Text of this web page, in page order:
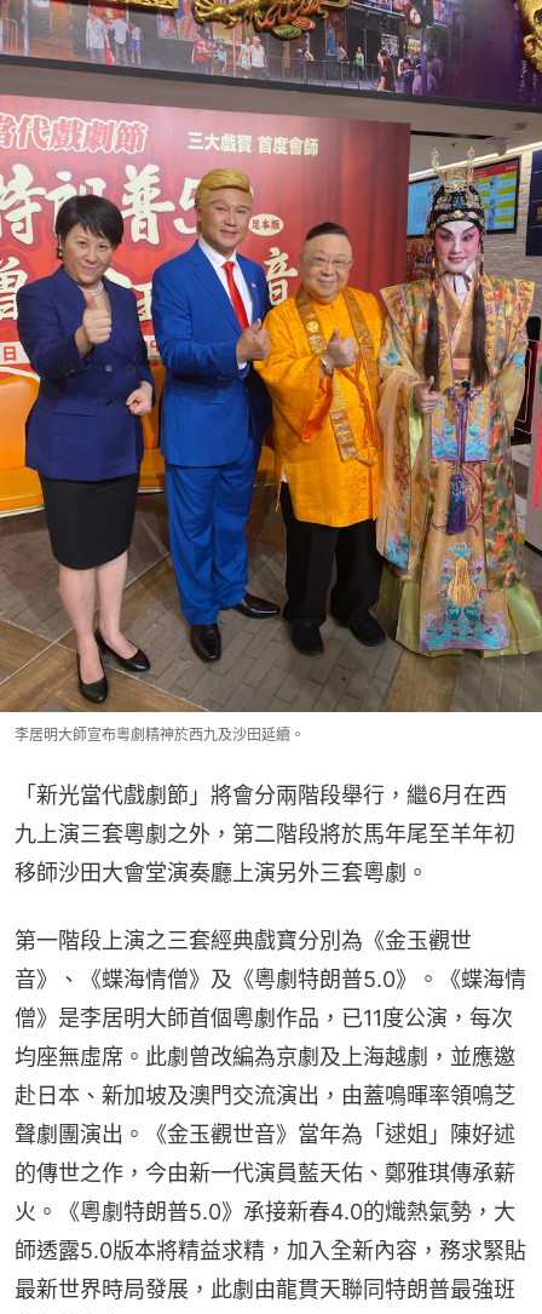
李居明大師宣布粵劇精神於西九及沙田延續。
「新光當代戲劇節」將會分兩階段舉行，繼6月在西
九上演三套粵劇之外，第二階段將於馬年尾至羊年初
移師沙田大會堂演奏廳上演另外三套粵劇。
第一階段上演之三套經典戲寶分別為《金玉觀世
音》、《蝶海情僧》及《粵劇特朗普5.0》。《蝶海情
僧》是李居明大師首個粵劇作品，已11度公演，每次
均座無虛席。此劇曾改編為京劇及上海越劇，並應邀
赴日本、新加坡及澳門交流演出，由蓋鳴暉率領鳴芝
聲劇團演出。《金玉觀世音》當年為「逑姐」陳好述
的傳世之作，今由新一代演員藍天佑、鄭雅琪傳承薪
火。《粵劇特朗普5.0》承接新春4.0的熾熱氣勢，大
師透露5.0版本將精益求精，加入全新內容，務求緊貼
最新世界時局發展，此劇由龍貫天聯同特朗普最強班